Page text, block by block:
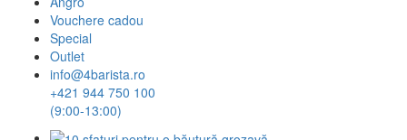
Vouchere cadou
Special
Outlet
info@4barista.ro
+421 944 750 100
(9:00-13:00)